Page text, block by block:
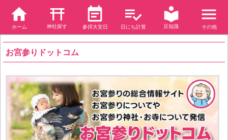
ホーム 神社探す 参拝大安日 日にち計算 豆知識 その他
お宮参りドットコム